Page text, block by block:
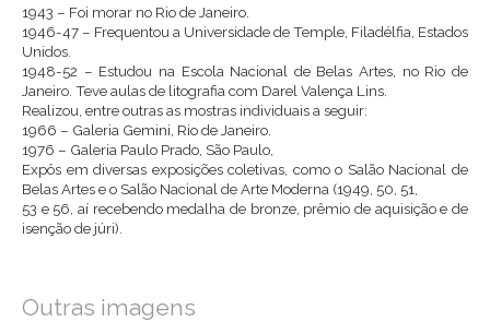
1943 – Foi morar no Rio de Janeiro.
1946-47 – Frequentou a Universidade de Temple, Filadélfia, Estados
Unidos.
1948-52 – Estudou na Escola Nacional de Belas Artes, no Rio de
Janeiro. Teve aulas de litografia com Darel Valença Lins.
Realizou, entre outras as mostras individuais a seguir:
1966 – Galeria Gemini, Rio de Janeiro.
1976 – Galeria Paulo Prado, São Paulo,
Expôs em diversas exposições coletivas, como o Salão Nacional de
Belas Artes e o Salão Nacional de Arte Moderna (1949, 50, 51,
53 e 56, aí recebendo medalha de bronze, prêmio de aquisição e de
isenção de júri).
Outras imagens